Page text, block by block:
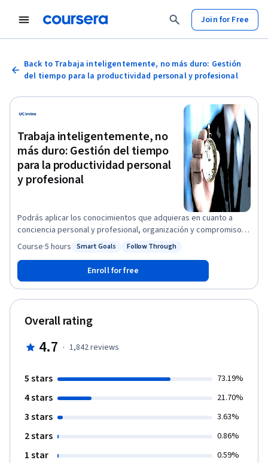
Join for Free
Back to Trabaja inteligentemente, no más duro: Gestión
del tiempo para la productividad personal y profesional
Trabaja inteligentemente, no
más duro: Gestión del tiempo
para la productividad personal
y profesional
Podrás aplicar los conocimientos que adquieras en cuanto a
conciencia personal y profesional, organización y compromiso, y
utilizar las herramientas, técnicas y métodos aprendidos para
el fin de superar las dificultades asociadas a la gestión del
tiempo y mejorar la productividad.
Smart Goals
Status: Follow Through
Follow Through
Course·5 hours
Enroll for free
Overall rating
4.7 · 1,842reviews
5 stars 73.19%
4 stars 21.70%
3 stars 3.63%
2 stars 0.86%
1 star 0.59%